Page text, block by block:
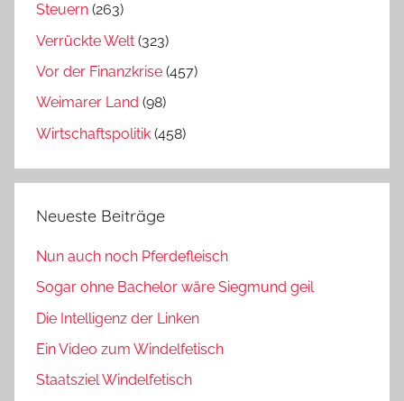
Steuern (263)
Verrückte Welt (323)
Vor der Finanzkrise (457)
Weimarer Land (98)
Wirtschaftspolitik (458)
Neueste Beiträge
Nun auch noch Pferdefleisch
Sogar ohne Bachelor wäre Siegmund geil
Die Intelligenz der Linken
Ein Video zum Windelfetisch
Staatsziel Windelfetisch